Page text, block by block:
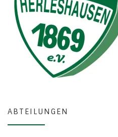
ABTEILUNGEN